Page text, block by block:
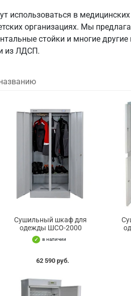
использоваться в
организациях. Мы
стойки и многие
из ЛДСП.
Сушильный шкаф для
одежды ШСО-2000
в наличии
62 590 руб.